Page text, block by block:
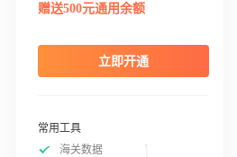
赠送500元通用余额
立即开通
常用工具
海关数据